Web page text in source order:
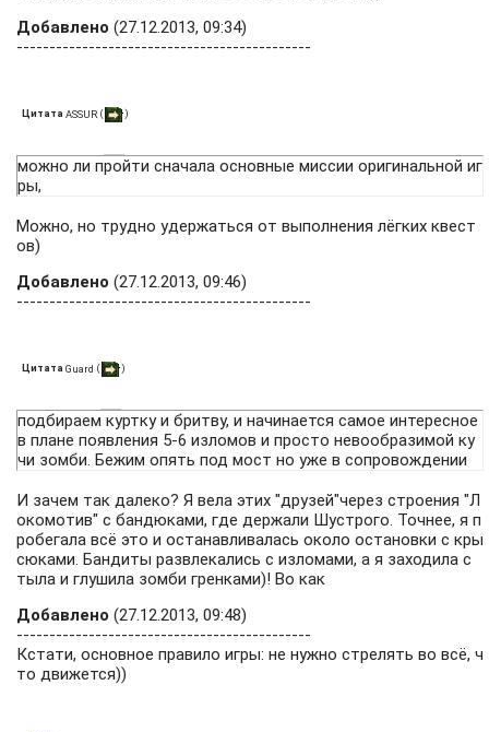
Добавлено (27.12.2013, 09:34)
---------------------------------------------
Цитата ASSUR ( )
можно ли пройти сначала основные миссии оригинальной иг
ры,
Можно, но трудно удержаться от выполнения лёгких квест
ов)
Добавлено (27.12.2013, 09:46)
---------------------------------------------
Цитата Guard ( )
подбираем куртку и бритву, и начинается самое интересное
в плане появления 5-6 изломов и просто невообразимой ку
чи зомби. Бежим опять под мост но уже в сопровождении
И зачем так далеко? Я вела этих "друзей"через строения "Л
окомотив" с бандюками, где держали Шустрого. Точнее, я п
робегала всё это и останавливалась около остановки с кры
сюками. Бандиты развлекались с изломами, а я заходила с
тыла и глушила зомби гренками)! Во как
Добавлено (27.12.2013, 09:48)
---------------------------------------------
Кстати, основное правило игры: не нужно стрелять во всё, ч
то движется))